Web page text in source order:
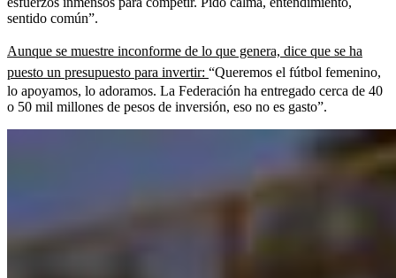
sentido común”.
Aunque se muestre inconforme de lo que genera, dice que se ha
puesto un presupuesto para invertir: “Queremos el fútbol femenino,
lo apoyamos, lo adoramos. La Federación ha entregado cerca de 40
o 50 mil millones de pesos de inversión, eso no es gasto”.